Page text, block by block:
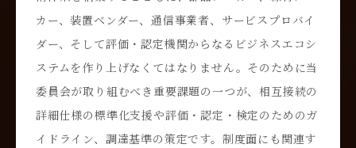
カー、装置ベンダー、通信事業者、サービスプロバイ
ダー、そして評価・認定機関からなるビジネスエコシ
ステムを作り上げなくてはなりません。そのために当
委員会が取り組むべき重要課題の一つが、相互接続の
詳細仕様の標準化支援や評価・認定・検定のためのガ
イドライン、調達基準の策定です。制度面にも関連す